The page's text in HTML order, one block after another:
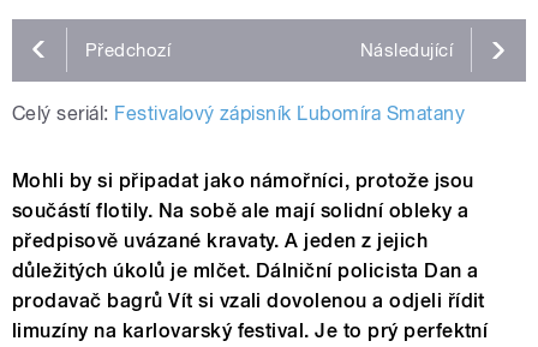
Předchozí Následující
Celý seriál: Festivalový zápisník Ľubomíra Smatany
Mohli by si připadat jako námořníci, protože jsou
součástí flotily. Na sobě ale mají solidní obleky a
předpisově uvázané kravaty. A jeden z jejich
důležitých úkolů je mlčet. Dálniční policista Dan a
prodavač bagrů Vít si vzali dovolenou a odjeli řídit
limuzíny na karlovarský festival. Je to prý perfektní